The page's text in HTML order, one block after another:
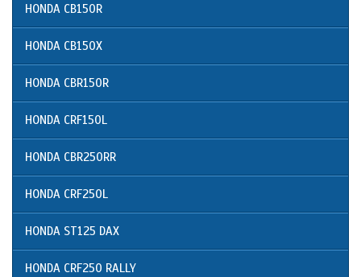
HONDA CB150R
HONDA CB150X
HONDA CBR150R
HONDA CRF150L
HONDA CBR250RR
HONDA CRF250L
HONDA ST125 DAX
HONDA CRF250 RALLY